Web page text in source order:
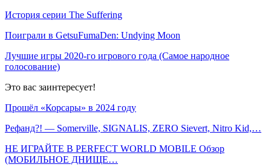
История серии The Suffering
Поиграли в GetsuFumaDen: Undying Moon
Лучшие игры 2020-го игрового года (Самое народное
голосование)
Это вас заинтересует!
Прошёл «Корсары» в 2024 году
Рефанд?! — Somerville, SIGNALIS, ZERO Sievert, Nitro Kid,…
НЕ ИГРАЙТЕ В PERFECT WORLD MOBILE Обзор
(МОБИЛЬНОЕ ДНИЩЕ…